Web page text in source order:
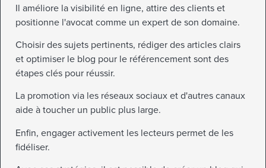
Il améliore la visibilité en ligne, attire des clients et
positionne l'avocat comme un expert de son domaine.
Choisir des sujets pertinents, rédiger des articles clairs
et optimiser le blog pour le référencement sont des
étapes clés pour réussir.
La promotion via les réseaux sociaux et d'autres canaux
aide à toucher un public plus large.
Enfin, engager activement les lecteurs permet de les
fidéliser.